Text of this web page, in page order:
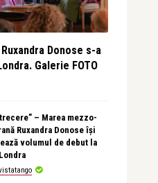
Donose s-a
Galerie FOTO
– Marea mezzo-
Ruxandra Donose își
volumul de debut la